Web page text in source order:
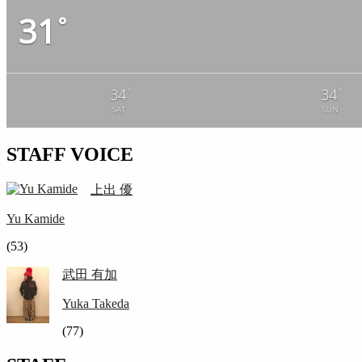
31 °
34°
SAT
34°
SUN
STAFF VOICE
上出 優
Yu Kamide
(53)
武田 有加
Yuka Takeda
(77)